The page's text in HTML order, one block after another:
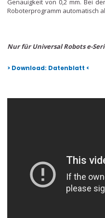
Genauigkeit von 0,2 mm. Bei
Roboterprogramm automatisch
Nur für Universal Robots e-
> Download: Datenblatt <